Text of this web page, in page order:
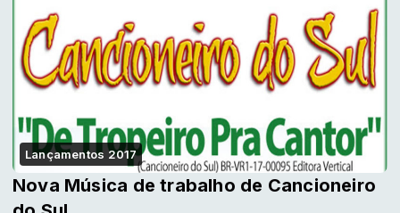
Lançamentos 2017
Nova Música de trabalho de Cancioneiro